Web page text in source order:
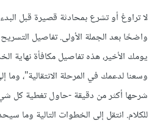
لا تراوغ أو تشرع بمحادثة قصيرة قبل
واضحًا بعد الجملة الأولى. تفاصيل
يومك الأخير، هذه تفاصيل مكافأة نهاية
وسعنا لدعمك في المرحلة الانتقالية"،
شرحها أكثر من دقيقة -حاول تغطية كل
للكلام. انتقل إلى الخطوات التالية وما